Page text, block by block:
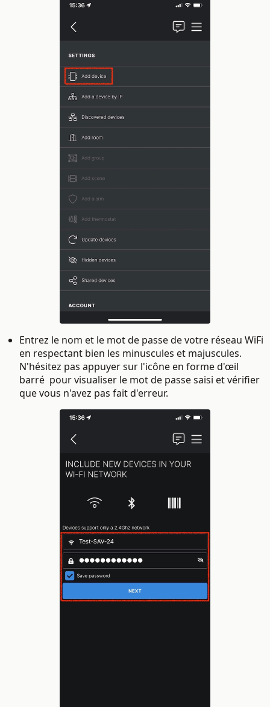
Entrez le nom et le mot de passe de votre réseau WiFi
en respectant bien les minuscules et majuscules.
N'hésitez pas appuyer sur l'icône en forme d'œil
barré pour visualiser le mot de passe saisi et vérifier
que vous n'avez pas fait d'erreur.